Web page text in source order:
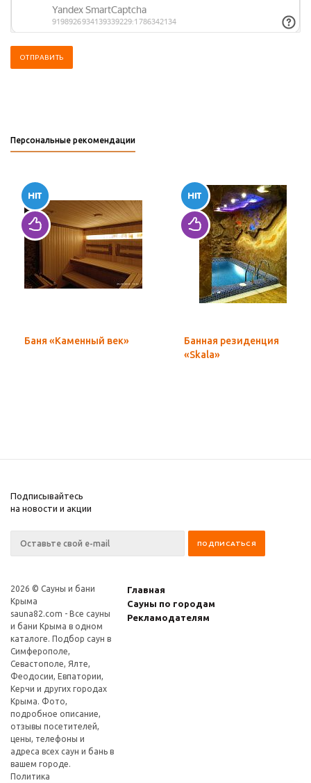
Персональные рекомендации
Баня «Каменный век»
Банная резиденция
«Skala»
Подписывайтесь
на новости и акции
2026 © Сауны и бани
Крыма
sauna82.com - Все сауны
и бани Крыма в одном
каталоге. Подбор саун в
Симферополе,
Севастополе, Ялте,
Феодосии, Евпатории,
Керчи и других городах
Крыма. Фото,
подробное описание,
отзывы посетителей,
цены, телефоны и
адреса всех саун и бань в
вашем городе.
Политика
Главная
Сауны по городам
Рекламодателям